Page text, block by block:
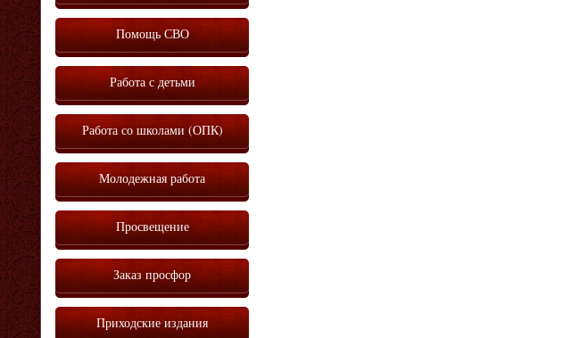
Помощь СВО
Работа с детьми
Работа со школами (ОПК)
Молодежная работа
Просвещение
Заказ просфор
Приходские издания